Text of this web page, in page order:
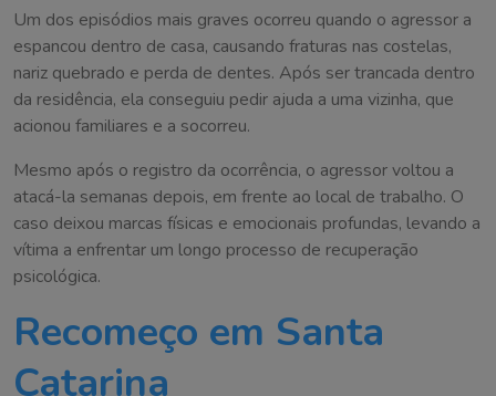
Um dos episódios mais graves ocorreu quando o agressor a
espancou dentro de casa, causando fraturas nas costelas,
nariz quebrado e perda de dentes. Após ser trancada dentro
da residência, ela conseguiu pedir ajuda a uma vizinha, que
acionou familiares e a socorreu.
Mesmo após o registro da ocorrência, o agressor voltou a
atacá-la semanas depois, em frente ao local de trabalho. O
caso deixou marcas físicas e emocionais profundas, levando a
vítima a enfrentar um longo processo de recuperação
psicológica.
Recomeço em Santa
Catarina